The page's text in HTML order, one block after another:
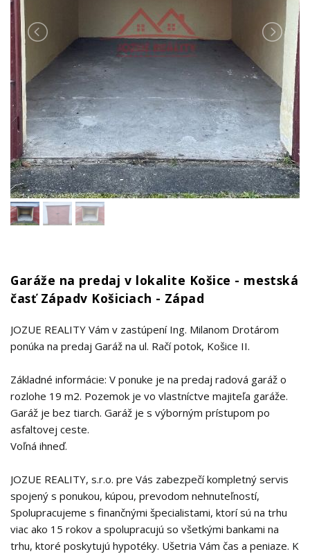
Garáže na predaj v lokalite Košice - mestská
časť Západv Košiciach - Západ
JOZUE REALITY Vám v zastúpení Ing. Milanom Drotárom
ponúka na predaj Garáž na ul. Račí potok, Košice II.
Základné informácie: V ponuke je na predaj radová garáž o
rozlohe 19 m2. Pozemok je vo vlastníctve majiteľa garáže.
Garáž je bez tiarch. Garáž je s výborným prístupom po
asfaltovej ceste.
Voľná ihneď.
JOZUE REALITY, s.r.o. pre Vás zabezpečí kompletný servis
spojený s ponukou, kúpou, prevodom nehnuteľností,
Spolupracujeme s finančnými špecialistami, ktorí sú na trhu
viac ako 15 rokov a spolupracujú so všetkými bankami na
trhu, ktoré poskytujú hypotéky. Ušetria Vám čas a peniaze. K